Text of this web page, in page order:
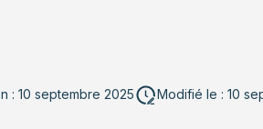
: 10 septembre 2025 Modifié le : 10